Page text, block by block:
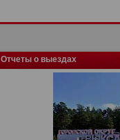
Отчеты о выездах